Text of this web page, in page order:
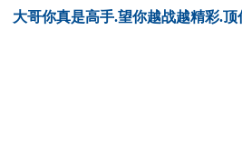
大哥你真是高手.望你越战越精彩.